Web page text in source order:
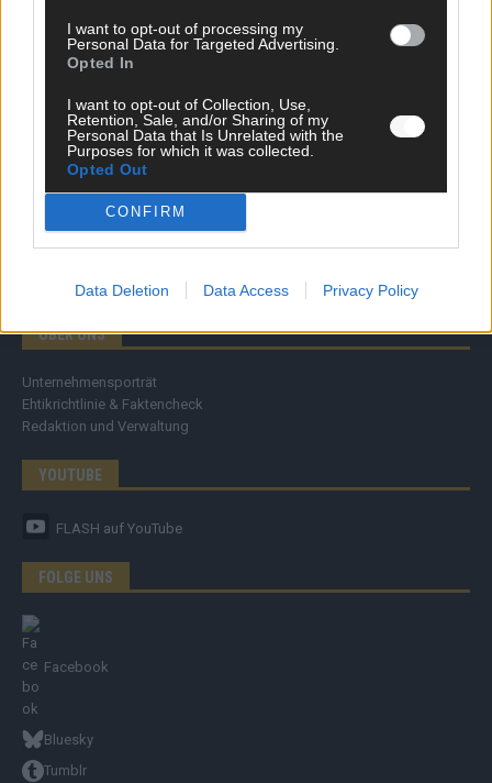
I want to opt-out of processing my
Personal Data for Targeted Advertising.
Opted In
I want to opt-out of Collection, Use,
Retention, Sale, and/or Sharing of my
Personal Data that Is Unrelated with the
Purposes for which it was collected.
Opted Out
CONFIRM
Data Deletion Data Access Privacy Policy
Kommentar
Eurovision
FLASH – DAS VIDEOPORTAL
ÜBER UNS
Unternehmensporträt
Ehtikrichtlinie & Faktencheck
Redaktion und Verwaltung
YOUTUBE
FLASH auf YouTube
FOLGE UNS
Facebook
Bluesky
Tumblr